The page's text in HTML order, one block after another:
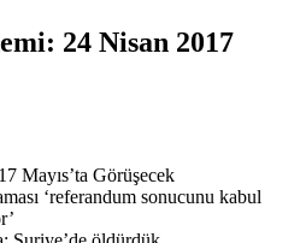
24 Nisan 2017
Mayıs’ta Görüşecek
‘referandum sonucunu kabul